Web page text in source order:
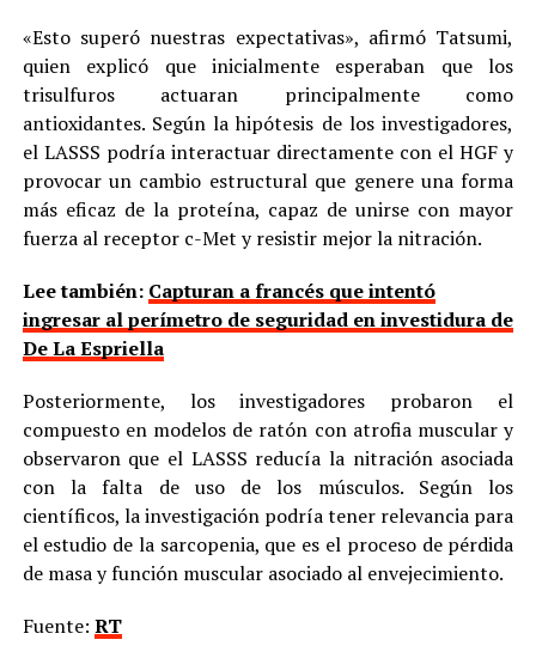
«Esto superó nuestras expectativas», afirmó Tatsumi,
quien explicó que inicialmente esperaban que los
trisulfuros actuaran principalmente como
antioxidantes. Según la hipótesis de los investigadores,
el LASSS podría interactuar directamente con el HGF y
provocar un cambio estructural que genere una forma
más eficaz de la proteína, capaz de unirse con mayor
fuerza al receptor c-Met y resistir mejor la nitración.
Lee también: Capturan a francés que intentó
ingresar al perímetro de seguridad en investidura de
De La Espriella
Posteriormente, los investigadores probaron el
compuesto en modelos de ratón con atrofia muscular y
observaron que el LASSS reducía la nitración asociada
con la falta de uso de los músculos. Según los
científicos, la investigación podría tener relevancia para
el estudio de la sarcopenia, que es el proceso de pérdida
de masa y función muscular asociado al envejecimiento.
Fuente: RT